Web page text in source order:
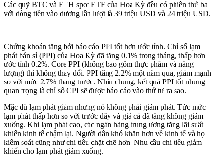
Các quỹ BTC và ETH spot ETF của Hoa Kỳ đều có phiên thứ ba
với dòng tiền vào dương lần lượt là 39 triệu USD và 24 triệu USD.
Chứng khoán tăng bởi báo cáo PPI tốt hơn ước tính. Chỉ số lạm
phát bán sỉ (PPI) của Hoa Kỳ đã tăng 0.1% trong tháng, thấp hơn
ước tính 0.2%. Core PPI (không bao gồm thực phẩm và năng
lượng) thì không thay đổi. PPI tăng 2.2% một năm qua, giảm mạnh
so với mức 2.7% tháng trước. Nhìn chung, kết quả PPI tốt nhưng
quan trọng là chỉ số CPI sẽ được báo cáo vào thứ tư ra sao.
Mặc dù lạm phát giảm nhưng nó không phải giảm phát. Tức mức
lạm phát thấp hơn so với trước đây và giá cả đã tăng không giảm
xuống. Khi lạm phát cao, các ngân hàng trung ương tăng lãi suất
khiến kinh tế chậm lại. Người dân khó khăn hơn về kinh tế và họ
kiểm soát cũng như chi tiêu chặt chẽ hơn. Nhu cầu chi tiêu giảm
khiến cho lạm phát giảm xuống.